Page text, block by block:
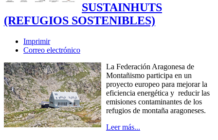
SUSTAINHUTS
(REFUGIOS SOSTENIBLES)
Imprimir
Correo electrónico
La Federación Aragonesa de
Montañismo participa en un
proyecto europeo para mejorar la
eficiencia energética y reducir las
emisiones contaminantes de los
refugios de montaña aragoneses.
Leer más...